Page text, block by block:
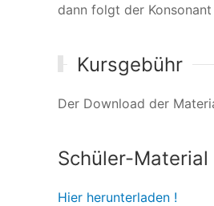
dann folgt der
Kursgebühr
Der Download der
Schüler-Material
Hier herunterladen !